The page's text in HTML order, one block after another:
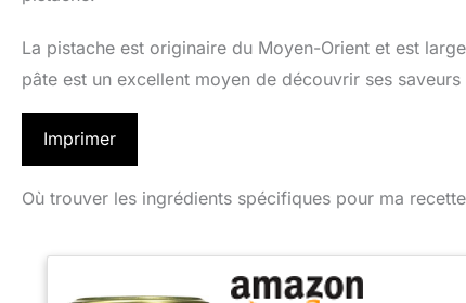
La pistache est originaire du Moyen-Orient et est
pâte est un excellent moyen de découvrir ses saveurs
Imprimer
Où trouver les ingrédients spécifiques pour ma